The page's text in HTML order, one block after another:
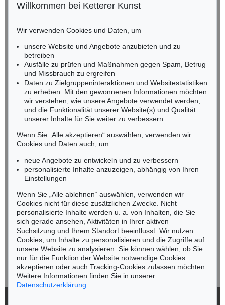
Auktion 535 - Lot 44
Ergebnis:€ 985.000
Auktion 560 - Lot 32
Landschaft mit Seebüllhof, 1930
Ergebnis:€ 914.400
Auktion 342 - Lot 233
RHEINLAND-PFALZ
Miriam Heß
Tel.: +49 (0)62 21 58 80-038
Fax: +49 (0)62 21 58 80-595
infoheidelberg@kettererkunst.de
NORDDEUTSCHLAND
Nico Kassel, M.A.
Tel.: +49 (0)89 55244-164
Mobil: +49 (0)171 8618661
n.kassel@kettererkunst.de
Keine Auktion mehr verpassen!
Wir informieren Sie rechtzeitig.
Jetzt zum Newsletter anmelden >
Willkommen bei Ketterer Kunst
Wir verwenden Cookies und Daten, um
unsere Website und Angebote anzubieten und zu
betreiben
Ausfälle zu prüfen und Maßnahmen gegen Spam, Betrug
und Missbrauch zu ergreifen
Daten zu Zielgruppeninteraktionen und Websitestatistiken
zu erheben. Mit den gewonnenen Informationen möchten
wir verstehen, wie unsere Angebote verwendet werden,
und die Funktionalität unserer Website(s) und Qualität
unserer Inhalte für Sie weiter zu verbessern.
Wenn Sie „Alle akzeptieren“ auswählen, verwenden wir
Cookies und Daten auch, um
neue Angebote zu entwickeln und zu verbessern
personalisierte Inhalte anzuzeigen, abhängig von Ihren
Einstellungen
Wenn Sie „Alle ablehnen“ auswählen, verwenden wir
Cookies nicht für diese zusätzlichen Zwecke. Nicht
personalisierte Inhalte werden u. a. von Inhalten, die Sie
sich gerade ansehen, Aktivitäten in Ihrer aktiven
Suchsitzung und Ihrem Standort beeinflusst. Wir nutzen
Cookies, um Inhalte zu personalisieren und die Zugriffe auf
unsere Website zu analysieren. Sie können wählen, ob Sie
nur für die Funktion der Website notwendige Cookies
akzeptieren oder auch Tracking-Cookies zulassen möchten.
Weitere Informationen finden Sie in unserer
Datenschutzerklärung